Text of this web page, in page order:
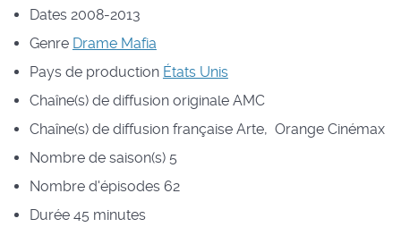
Dates 2008-2013
Genre DrameMafia
Pays de production États Unis
Chaîne(s) de diffusion originale AMC
Chaîne(s) de diffusion française Arte, Orange Cinémax
Nombre de saison(s) 5
Nombre d'épisodes 62
Durée 45 minutes